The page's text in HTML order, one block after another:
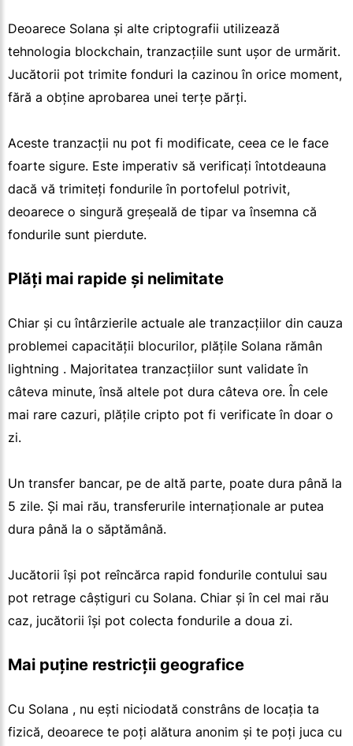
Deoarece Solana și alte criptografii utilizează
tehnologia blockchain, tranzacțiile sunt ușor de urmărit.
Jucătorii pot trimite fonduri la cazinou în orice moment,
fără a obține aprobarea unei terțe părți.
Aceste tranzacții nu pot fi modificate, ceea ce le face
foarte sigure. Este imperativ să verificați întotdeauna
dacă vă trimiteți fondurile în portofelul potrivit,
deoarece o singură greșeală de tipar va însemna că
fondurile sunt pierdute.
Plăți mai rapide și nelimitate
Chiar și cu întârzierile actuale ale tranzacțiilor din cauza
problemei capacității blocurilor, plățile Solana rămân
lightning . Majoritatea tranzacțiilor sunt validate în
câteva minute, însă altele pot dura câteva ore. În cele
mai rare cazuri, plățile cripto pot fi verificate în doar o
zi.
Un transfer bancar, pe de altă parte, poate dura până la
5 zile. Și mai rău, transferurile internaționale ar putea
dura până la o săptămână.
Jucătorii își pot reîncărca rapid fondurile contului sau
pot retrage câștiguri cu Solana. Chiar și în cel mai rău
caz, jucătorii își pot colecta fondurile a doua zi.
Mai puține restricții geografice
Cu Solana , nu ești niciodată constrâns de locația ta
fizică, deoarece te poți alătura anonim și te poți juca cu